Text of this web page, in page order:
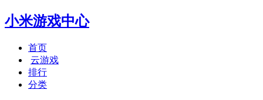
小米游戏中心
首页
云游戏
排行
分类